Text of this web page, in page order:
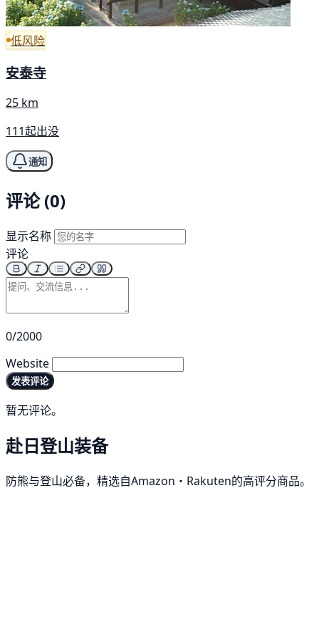
低风险
安泰寺
25 km
111起出没
通知
评论 (0)
显示名称
评论
0/2000
Website
发表评论
暂无评论。
赴日登山装备
防熊与登山必备，精选自Amazon・Rakuten的高评分商品。